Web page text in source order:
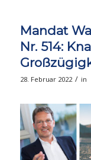
Mandat
Nr. 514:
28. Februar 2022 / in